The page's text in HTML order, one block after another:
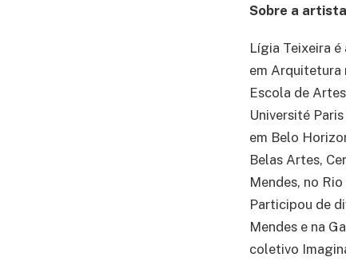
Sobre a artista
Lígia Teixeira
em Arquitetura
Escola de
Université
em Belo
Belas Artes,
Mendes, no
Participou de
Mendes e na
coletivo